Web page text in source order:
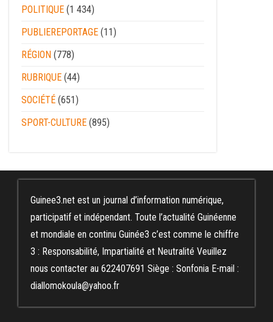
POLITIQUE (1 434)
PUBLIEREPORTAGE (11)
RÉGION (778)
RUBRIQUE (44)
SOCIÉTÉ (651)
SPORT-CULTURE (895)
Guinee3.net est un journal d’information numérique,
participatif et indépendant. Toute l’actualité Guinéenne
et mondiale en continu Guinée3 c’est comme le chiffre
3 : Responsabilité, Impartialité et Neutralité Veuillez
nous contacter au 622407691 Siège : Sonfonia E-mail :
diallomokoula@yahoo.fr